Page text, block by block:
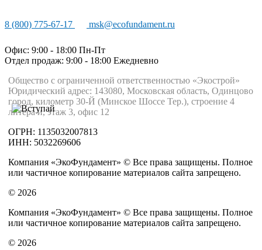
8 (800) 775-67-17 msk@ecofundament.ru
Офис: 9:00 - 18:00 Пн-Пт
Отдел продаж: 9:00 - 18:00 Ежедневно
Общество с ограниченной ответственностью «Экострой»
Юридический адрес: 143080, Московская область, Одинцово
город, километр 30-Й (Минское Шоссе Тер.), строение 4
литера и, этаж 3, офис 12
ОГРН: 1135032007813
ИНН: 5032269606
Компания «ЭкоФундамент» © Все права защищены. Полное
или частичное копирование материалов сайта запрещено.
© 2026
Компания «ЭкоФундамент» © Все права защищены. Полное
или частичное копирование материалов сайта запрещено.
© 2026